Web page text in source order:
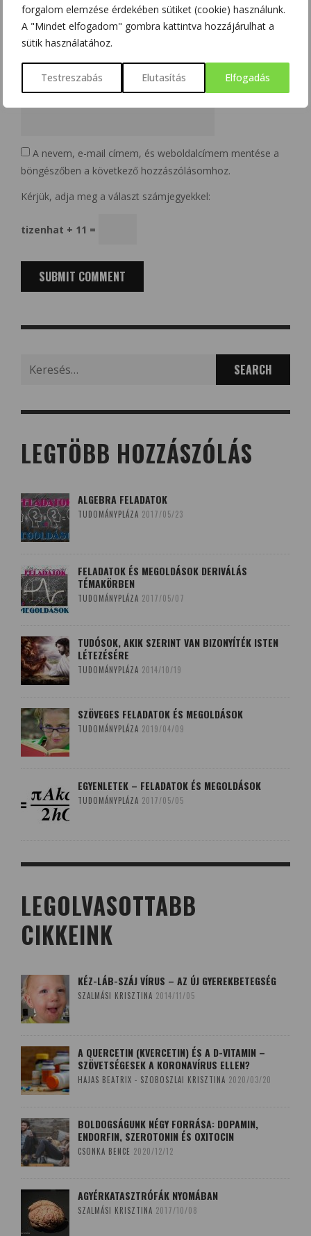
forgalom elemzése érdekében sütiket (cookie) használunk.
A "Mindet elfogadom" gombra kattintva hozzájárulhat a
sütik használatához.
Testreszabás Elutasítás Elfogadás
Email*
Website
A nevem, e-mail címem, és weboldalcímem mentése a
böngészőben a következő hozzászólásomhoz.
Kérjük, adja meg a választ számjegyekkel:
tizenhat + 11 =
for:
LEGTÖBB HOZZÁSZÓLÁS
ALGEBRA FELADATOK
TUDOMÁNYPLÁZA 2017/05/23
FELADATOK ÉS MEGOLDÁSOK DERIVÁLÁS
TÉMAKÖRBEN
TUDOMÁNYPLÁZA 2017/05/07
TUDÓSOK, AKIK SZERINT VAN BIZONYÍTÉK ISTEN
LÉTEZÉSÉRE
TUDOMÁNYPLÁZA 2014/10/19
SZÖVEGES FELADATOK ÉS MEGOLDÁSOK
TUDOMÁNYPLÁZA 2019/04/09
EGYENLETEK – FELADATOK ÉS MEGOLDÁSOK
TUDOMÁNYPLÁZA 2017/05/05
LEGOLVASOTTABB
CIKKEINK
KÉZ-LÁB-SZÁJ VÍRUS – AZ ÚJ GYEREKBETEGSÉG
SZALMÁSI KRISZTINA 2014/11/05
A QUERCETIN (KVERCETIN) ÉS A D-VITAMIN –
SZÖVETSÉGESEK A KORONAVÍRUS ELLEN?
HAJAS BEATRIX - SZOBOSZLAI KRISZTINA 2020/03/20
BOLDOGSÁGUNK NÉGY FORRÁSA: DOPAMIN,
ENDORFIN, SZEROTONIN ÉS OXITOCIN
CSONKA BENCE 2020/12/12
AGYÉRKATASZTRÓFÁK NYOMÁBAN
SZALMÁSI KRISZTINA 2017/10/08